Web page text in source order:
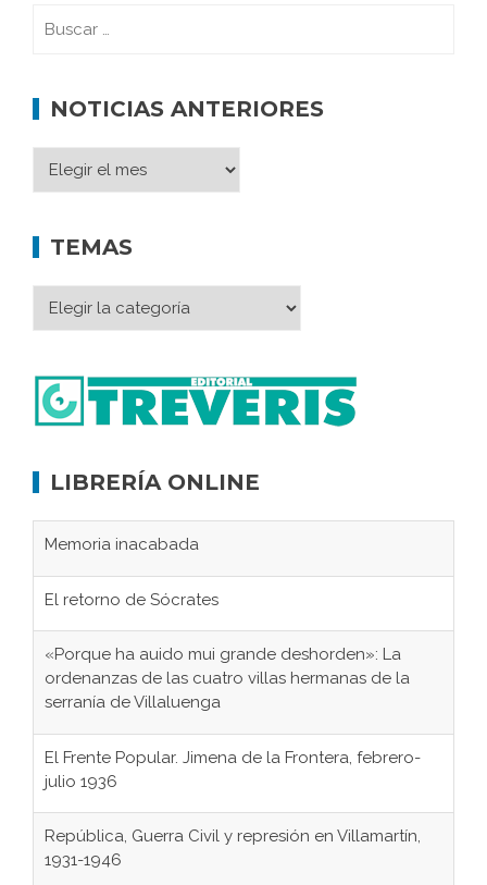
NOTICIAS ANTERIORES
TEMAS
LIBRERÍA ONLINE
Memoria inacabada
El retorno de Sócrates
«Porque ha auido mui grande deshorden»: La
ordenanzas de las cuatro villas hermanas de la
serranía de Villaluenga
El Frente Popular. Jimena de la Frontera, febrero-
julio 1936
República, Guerra Civil y represión en Villamartín,
1931-1946